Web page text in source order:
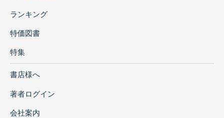
ランキング
特価図書
特集
書店様へ
著者ログイン
会社案内